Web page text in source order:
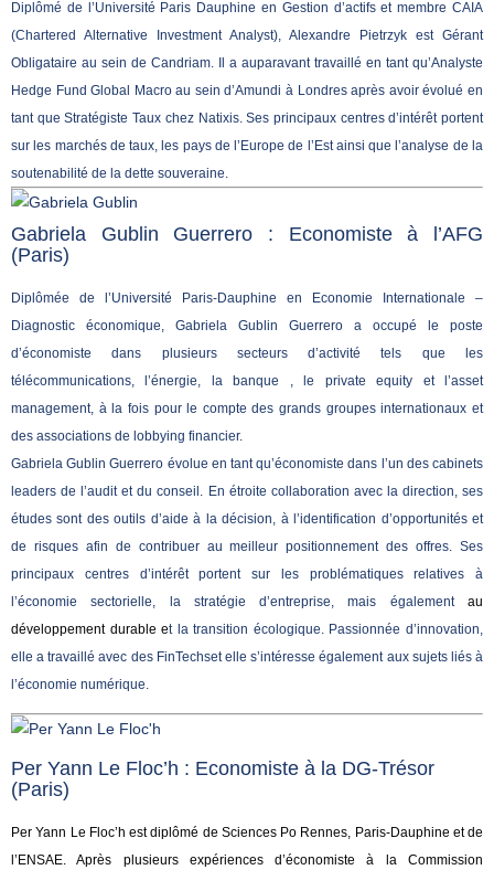
Diplômé de l’Université Paris Dauphine en Gestion d’actifs et membre CAIA
(Chartered Alternative Investment Analyst), Alexandre Pietrzyk est Gérant
Obligataire au sein de Candriam. Il a auparavant travaillé en tant qu’Analyste
Hedge Fund Global Macro au sein d’Amundi à Londres après avoir évolué en
tant que Stratégiste Taux chez Natixis. Ses principaux centres d’intérêt portent
sur les marchés de taux, les pays de l’Europe de l’Est ainsi que l’analyse de la
soutenabilité de la dette souveraine.
Gabriela Gublin Guerrero : Economiste à l’AFG
(Paris)
Diplômée de l’Université Paris-Dauphine en Economie Internationale –
Diagnostic économique, Gabriela Gublin Guerrero a occupé le poste
d’économiste dans plusieurs secteurs d’activité tels que les
télécommunications, l’énergie, la banque , le private equity et l’asset
management, à la fois pour le compte des grands groupes internationaux et
des associations de lobbying financier.
Gabriela Gublin Guerrero évolue en tant qu’économiste dans l’un des cabinets
leaders de l’audit et du conseil. En étroite collaboration avec la direction, ses
études sont des outils d’aide à la décision, à l’identification d’opportunités et
de risques afin de contribuer au meilleur positionnement des offres. Ses
principaux centres d’intérêt portent sur les problématiques relatives à
l’économie sectorielle, la stratégie d’entreprise, mais également au
développement durable et la transition écologique. Passionnée d’innovation,
elle a travaillé avec des FinTechset elle s’intéresse également aux sujets liés à
l’économie numérique.
Per Yann Le Floc’h : Economiste à la DG-Trésor
(Paris)
Per Yann Le Floc’h est diplômé de Sciences Po Rennes, Paris-Dauphine et de
l’ENSAE. Après plusieurs expériences d’économiste à la Commission